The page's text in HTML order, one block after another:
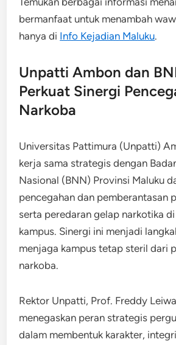
bermanfaat untuk menambah
hanya di Info Kejadian Maluku.
Unpatti Ambon dan
Perkuat Sinergi
Narkoba
Universitas Pattimura (Unpatti)
kerja sama strategis dengan
Nasional (BNN) Provinsi Maluku
pencegahan dan pemberantasan
serta peredaran gelap narkotika
kampus. Sinergi ini menjadi
menjaga kampus tetap steril dari
narkoba.
Rektor Unpatti, Prof. Freddy
menegaskan peran strategis
dalam membentuk karakter,